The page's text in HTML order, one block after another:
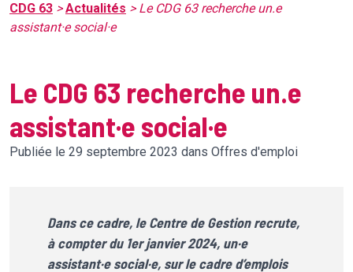
CDG 63 >Actualités > Le CDG 63 recherche un.e
assistant·e social·e
Le CDG 63 recherche un.e
assistant·e social·e
Publiée le 29 septembre 2023 dans Offres d'emploi
Dans ce cadre, le Centre de Gestion recrute,
à compter du 1er janvier 2024, un·e
assistant·e social·e, sur le cadre d’emplois